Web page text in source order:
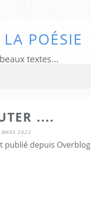
POÉSIE
textes...
....
2022
publié depuis Overblog